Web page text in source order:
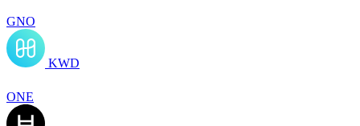
GNO
KWD
ONE